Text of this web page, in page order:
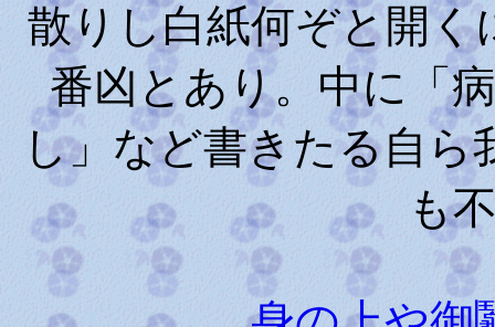
散りし白紙何ぞと開く
番凶とあり。中に「
し」など書きたる自
も